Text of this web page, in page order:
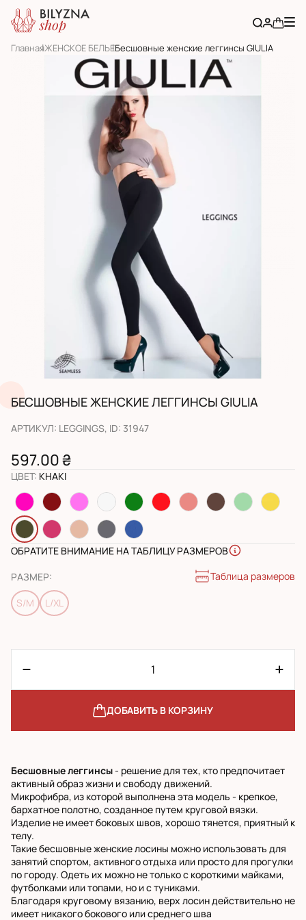
ГлавнаяЖЕНСКОЕ БЕЛЬЕБесшовные женские леггинсы GIULIA
БЕСШОВНЫЕ ЖЕНСКИЕ ЛЕГГИНСЫ GIULIA
АРТИКУЛ: LEGGINGS, ID: 31947
597.00 ₴
ЦВЕТ: KHAKI
ОБРАТИТЕ ВНИМАНИЕ НА ТАБЛИЦУ РАЗМЕРОВ
РАЗМЕР: Таблица размеров
S/M L/XL
ДОБАВИТЬ В КОРЗИНУ
Бесшовные леггинсы- решение для тех, кто предпочитает
активный образ жизни и свободу движений.
Микрофибра, из которой выполнена эта модель - крепкое,
бархатное полотно, созданное путем круговой вязки.
Изделие не имеет боковых швов, хорошо тянется, приятный к
телу.
Такие бесшовные женские лосины можно использовать для
занятий спортом, активного отдыха или просто для прогулки
по городу. Одеть их можно не только с короткими майками,
футболками или топами, но и с туниками.
Благодаря круговому вязанию, верх лосин действительно не
имеет никакого бокового или среднего шва